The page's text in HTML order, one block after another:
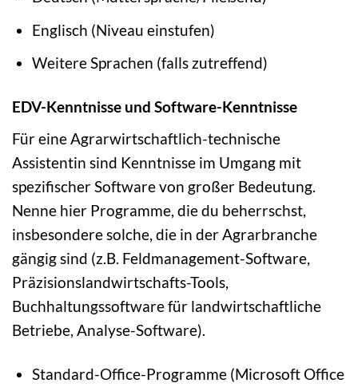
Englisch (Niveau einstufen)
Weitere Sprachen (falls zutreffend)
EDV-Kenntnisse und Software-Kenntnisse
Für eine Agrarwirtschaftlich-technische
Assistentin sind Kenntnisse im Umgang mit
spezifischer Software von großer Bedeutung.
Nenne hier Programme, die du beherrschst,
insbesondere solche, die in der Agrarbranche
gängig sind (z.B. Feldmanagement-Software,
Präzisionslandwirtschafts-Tools,
Buchhaltungssoftware für landwirtschaftliche
Betriebe, Analyse-Software).
Standard-Office-Programme (Microsoft Office